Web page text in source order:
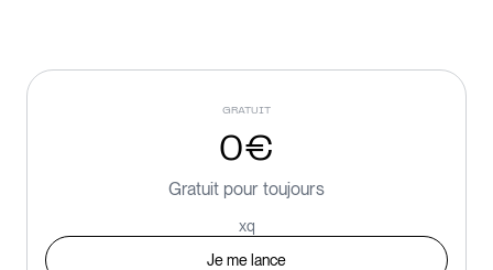
GRATUIT
0€
Gratuit pour toujours
xq
Je me lance